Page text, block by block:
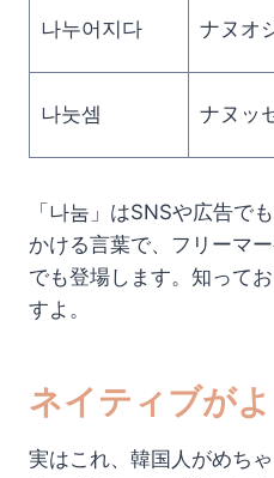
나누어지다 ナヌオ
나눗셈 ナヌッ
「나눔」はSNSや広告で
かける言葉で、フリーマ
でも登場します。知って
すよ。
ネイティブが
実はこれ、韓国人がめち